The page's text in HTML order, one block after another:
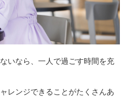
いなら、一人で過ごす時間を充
レンジできることがたくさんあ